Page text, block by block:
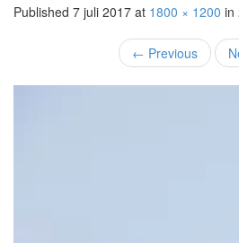
Published 7 juli 2017 at 1800 × 1200 in
← Previous